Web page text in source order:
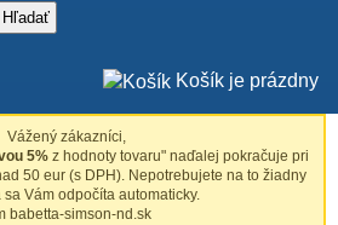
Hľadať
Košík je prázdny
Vážený zákazníci,
5%z hodnoty tovaru" naďalej pokračuje pri
50 eur (s DPH). Nepotrebujete na to žiadny
sa Vám odpočíta automaticky.
babetta-simson-nd.sk